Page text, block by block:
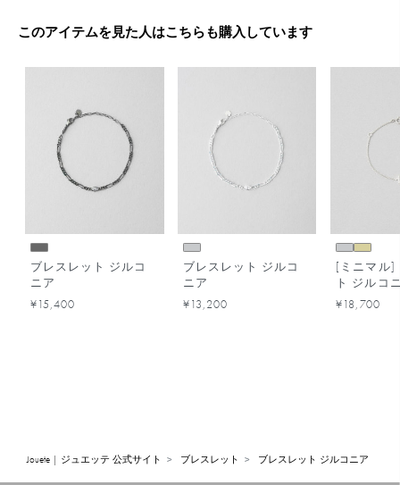
このアイテムを見た人はこちらも購入しています
ブレスレット ジルコ
ニア
¥15,400
ブレスレット ジルコ
ニア
¥13,200
[ミニマル]
ト ジルコ
¥18,700
Jouete | ジュエッテ 公式サイト ブレスレット ブレスレット ジルコニア